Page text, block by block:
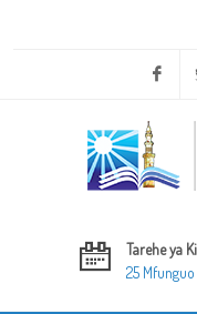
Tarehe ya
25 Mfunguo